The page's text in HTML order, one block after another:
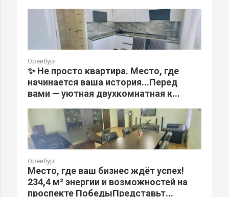
Оренбург
✨ Не просто квартира. Место, где
начинается ваша история...Перед
вами — уютная двухкомнатная к...
Оренбург
Место, где ваш бизнес ждёт успех!
234,4 м² энергии и возможностей на
проспекте ПобедыПредставьт...